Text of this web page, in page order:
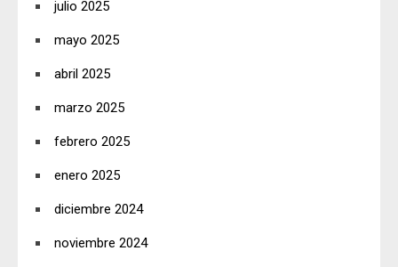
julio 2025
mayo 2025
abril 2025
marzo 2025
febrero 2025
enero 2025
diciembre 2024
noviembre 2024